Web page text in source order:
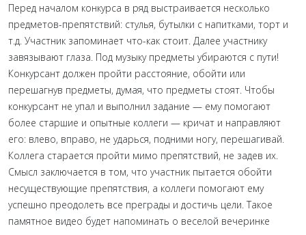
Перед началом конкурса в ряд выстраивается несколько
предметов-препятствий: стулья, бутылки с напитками, торт и
т.д. Участник запоминает что-как стоит. Далее участнику
завязывают глаза. Под музыку предметы убираются с пути!
Конкурсант должен пройти расстояние, обойти или
перешагнув предметы, думая, что предметы стоят. Чтобы
конкурсант не упал и выполнил задание — ему помогают
более старшие и опытные коллеги — кричат и направляют
его: влево, вправо, не ударься, подними ногу, перешагивай.
Коллега старается пройти мимо препятствий, не задев их.
Смысл заключается в том, что участник пытается обойти
несуществующие препятствия, а коллеги помогают ему
успешно преодолеть все преграды и достичь цели. Такое
памятное видео будет напоминать о веселой вечеринке